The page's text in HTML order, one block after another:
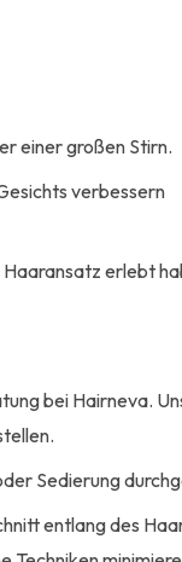
einer großen Stirn.
verbessern
erlebt
bei Hairneva.
Sedierung
entlang des